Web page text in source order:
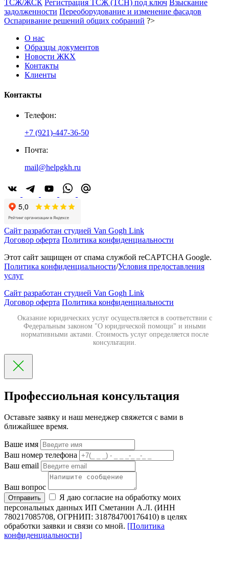
ТСЖ/ЖСК Регистрация ТСЖ (ТСН) под ключ Взыскание
задолженности Переоборудование и изменение фасадов
Оспаривание решений общих собраний ?>
О нас
Образцы документов
Новости ЖКХ
Контакты
Клиенты
Контакты
Телефон:
+7 (921)-447-36-50
Почта:
mail@helpgkh.ru
Сайт разработан студией Van Gogh Link
Договор оферта Политика конфиденциальности
Этот сайт защищен от спама службой reCAPTCHA Google.
Политика конфиденциальности/Условия предоставления
услуг
Сайт разработан студией Van Gogh Link
Договор оферта Политика конфиденциальности
Оказание юридических услуг осуществляется в соответствии с
Федеральным законом "О юридической помощи" и иными
нормативными актами. Стоимость услуг определяется после
консультации.
Профессиольная консультация
Оставьте заявку и наш менеджер свяжется с вами в
ближайшее время.
Ваше имя
Ваш номер телефона
Ваш email
Ваш вопрос
Отправить
Я даю согласие на обработку моих
персональных данных ИП Сметанин А.Л. (ИНН
780217085708, ОГРНИП: 318784700176410) в целях
обработки заявки и связи со мной. [Политика
конфиденциальности]